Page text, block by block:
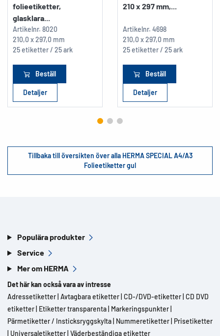
folieetiketter,
glasklara...
Artikelnr. 8020
210,0 x 297,0 mm
25 etiketter / 25 ark
Beställ
Detaljer
210 x 297 mm,...
Artikelnr. 4698
210,0 x 297,0 mm
25 etiketter / 25 ark
Beställ
Detaljer
Tillbaka till översikten över alla HERMA SPECIAL A4/A3
Folieetiketter gul
Populära produkter
Service
Mer om HERMA
Det här kan också vara av intresse
Adressetiketter Avtagbara etiketter CD-/DVD-etiketter CD DVD
etiketter Etiketter transparenta Markeringspunkter
Pärmetiketter / Insticksryggskylta Nummeretiketter Prisetiketter
Universaletiketter Väderbeständiga etiketter